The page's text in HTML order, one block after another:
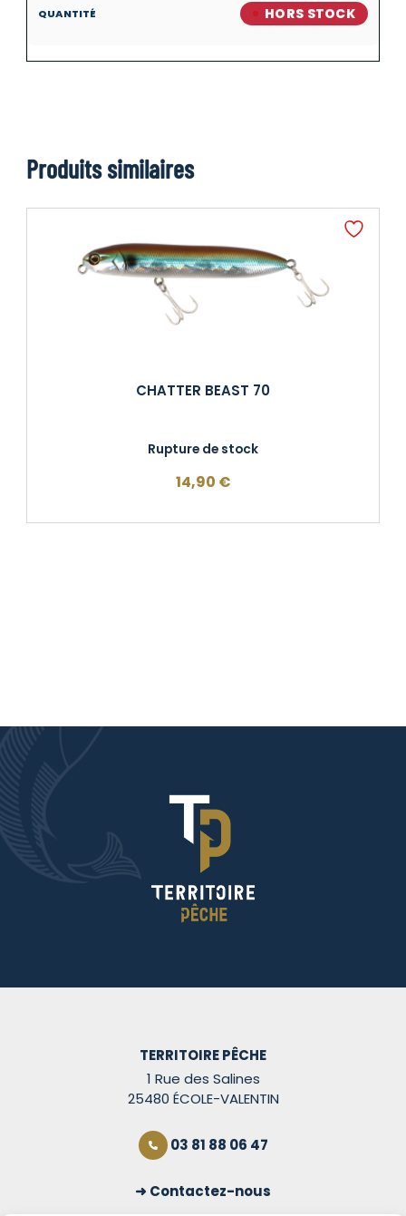
HORS STOCK
Produits similaires
CHATTER BEAST 70
Rupture de stock
14,90 €
TERRITOIRE PÊCHE
1 Rue des Salines
25480 ÉCOLE-VALENTIN
03 81 88 06 47
Contactez-nous